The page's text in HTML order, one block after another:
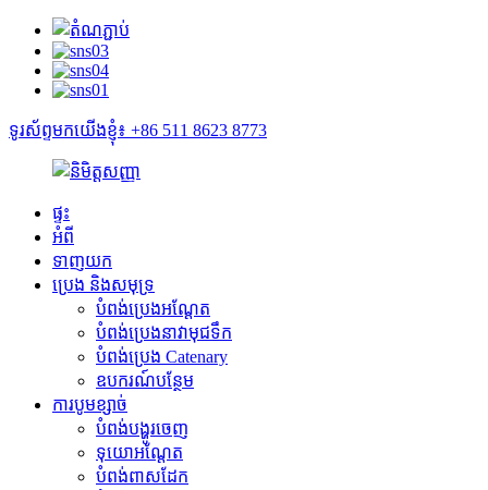
ទូរស័ព្ទមកយើងខ្ញុំ៖ +86 511 8623 8773
ផ្ទះ
អំពី
ទាញយក
ប្រេង និងសមុទ្រ
បំពង់ប្រេងអណ្តែត
បំពង់ប្រេងនាវាមុជទឹក
បំពង់ប្រេង Catenary
ឧបករណ៍បន្ថែម
ការបូមខ្សាច់
បំពង់បង្ហូរចេញ
ទុយោអណ្តែត
បំពង់ពាសដែក